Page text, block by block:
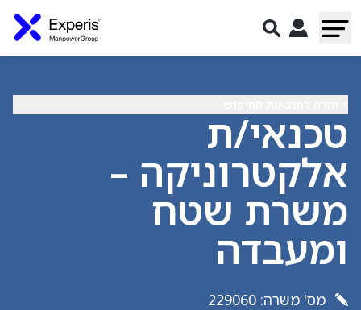
טכנאי/ת
אלקטרוניקה –
משרת שטח
ומעבדה
מס' משרה:
229060